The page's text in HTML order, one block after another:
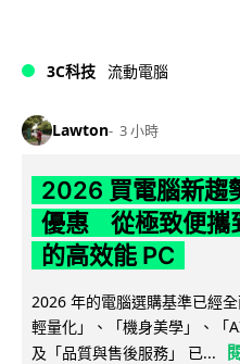
3C科技 流動電腦
Lawton 3 小時
2026 買電腦新趨
優惠 從極致便攜
的高效能 PC
2026 年的電腦選購基準已經
輕量化」、「機身美學」、「
及「品質與售後服務」 已...